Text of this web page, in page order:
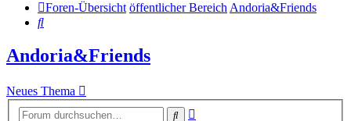
Foren-Übersicht öffentlicher BereichAndoria&Friends
Suche
Andoria&Friends
Neues Thema
Suche